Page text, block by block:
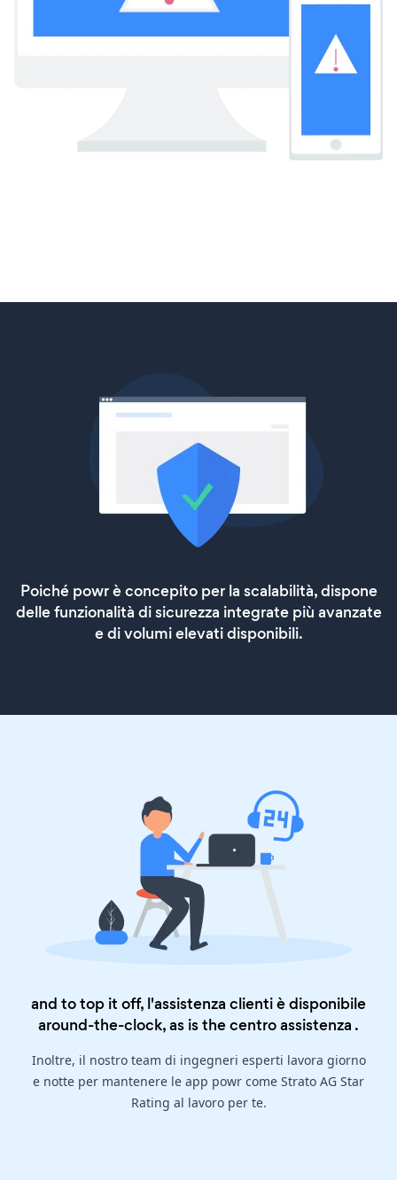
Poiché powr è concepito per la scalabilità, dispone
delle funzionalità di sicurezza integrate più avanzate
e di volumi elevati disponibili.
and to top it off, l'assistenza clienti è disponibile
around-the-clock, as is thecentro assistenza .
Inoltre, il nostro team di ingegneri esperti lavora giorno
e notte per mantenere le app powr come Strato AG Star
Rating al lavoro per te.